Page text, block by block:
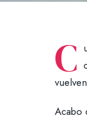
C
Acabo